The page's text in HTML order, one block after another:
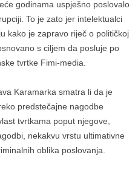
godinama uspješno poslovalo
To je zato jer intelektualci
kako je zapravo riječ o političkoj
s ciljem da posluje po
tvrtke Fimi-media.
Karamarka smatra li da je
predstečajne nagodbe
tvrtkama poput njegove,
nekakvu vrstu ultimativne
oblika poslovanja.